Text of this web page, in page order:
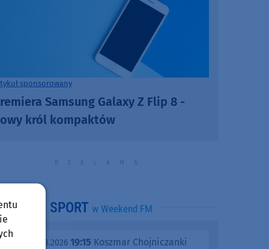
sponsorowany
Samsung Galaxy Z Flip 8 -
król kompaktów
SPORT w Weekend FM
środa, 05.08.2026 19:15 Koszmar Chojniczanki